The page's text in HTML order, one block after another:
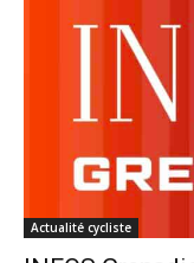
Actualité cycliste